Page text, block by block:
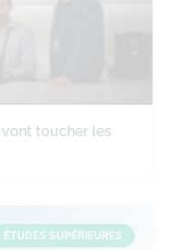
toucher les
ÉTUDES SUPÉRIEURES